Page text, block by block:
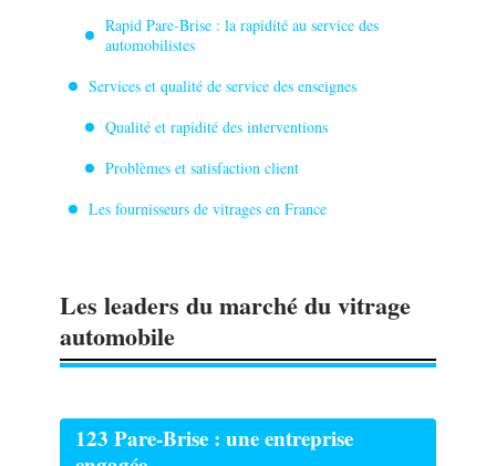
Rapid Pare-Brise : la rapidité au service des
automobilistes
Services et qualité de service des enseignes
Qualité et rapidité des interventions
Problèmes et satisfaction client
Les fournisseurs de vitrages en France
Les leaders du marché du vitrage
automobile
123 Pare-Brise : une entreprise